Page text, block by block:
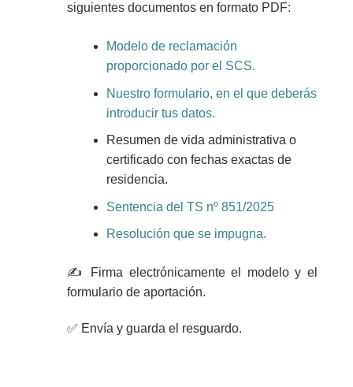
siguientes documentos en formato PDF:
Modelo de reclamación
proporcionado por el SCS.
Nuestro formulario, en el que deberás
introducir tus datos.
Resumen de vida administrativa o
certificado con fechas exactas de
residencia.
Sentencia del TS nº 851/2025
Resolución que se impugna.
✍️ Firma electrónicamenteel modelo y el
formulario de aportación.
✅ Envía y guarda el resguardo.